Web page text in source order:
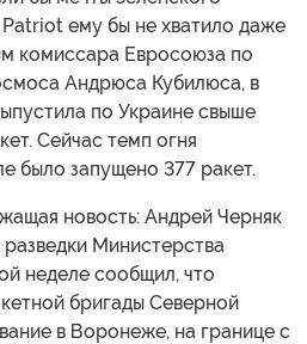
Patriot ему бы не хватило даже
комиссара Евросоюза по
Андрюса Кубилюса, в
по Украине свыше
Сейчас темп огня
было запущено 377 ракет.
новость: Андрей Черняк
разведки Министерства
неделе сообщил, что
бригады Северной
в Воронеже, на границе с